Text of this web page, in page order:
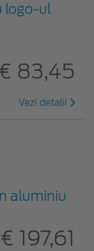
logo-ul
83,45
Vezi detalii
aluminiu
€ 197,61